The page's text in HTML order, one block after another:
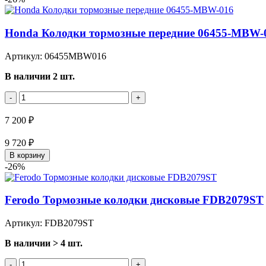
Honda Колодки тормозные передние 06455-MBW-
Артикул: 06455MBW016
В наличии 2 шт.
- +
7 200 ₽
9 720 ₽
В корзину
-26%
Ferodo Тормозные колодки дисковые FDB2079ST
Артикул: FDB2079ST
В наличии > 4 шт.